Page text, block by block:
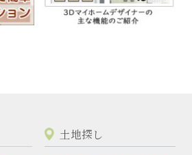
土地探し